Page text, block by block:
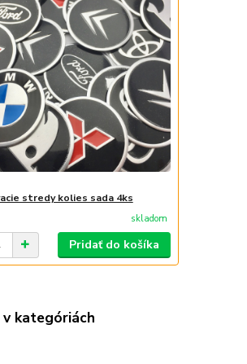
stredy kolies sada 4ks
skladom
Pridať do košíka
kategóriách